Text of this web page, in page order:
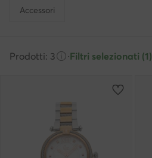
Accessori
Prodotti: 3 ·Filtri selezionati (1)